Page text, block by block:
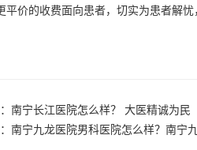
平价的收费面向患者，切实为患者解
南宁长江医院怎么样？ 大医精诚为民
南宁九龙医院男科医院怎么样？南宁